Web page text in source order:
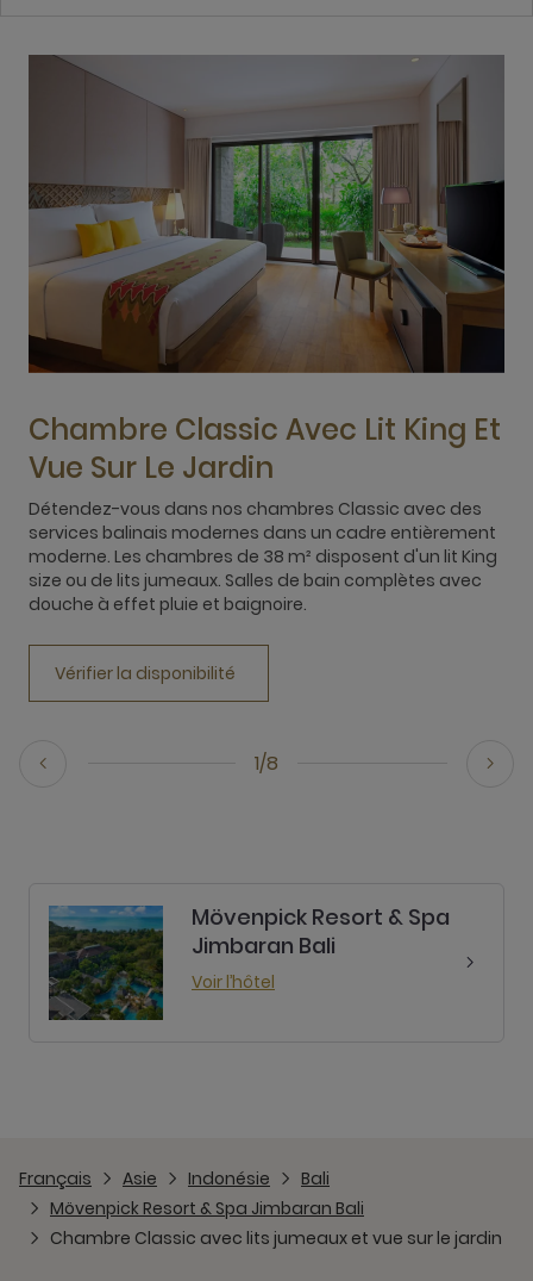
1/8
Chambre Classic Avec Lit King Et
Vue Sur Le Jardin
Détendez-vous dans nos chambres Classic avec des
services balinais modernes dans un cadre entièrement
moderne. Les chambres de 38 m² disposent d'un lit King
size ou de lits jumeaux. Salles de bain complètes avec
douche à effet pluie et baignoire.
Vérifier la disponibilité
Mövenpick Resort & Spa
Jimbaran Bali
Voir l’hôtel
Français Asie Indonésie
Bali
Mövenpick Resort & Spa Jimbaran Bali
Chambre Classic avec lits jumeaux et vue sur le jardin